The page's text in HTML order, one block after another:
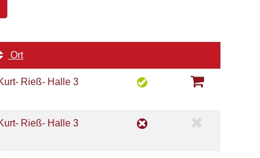
Ort
Rieß- Halle 3
Rieß- Halle 3